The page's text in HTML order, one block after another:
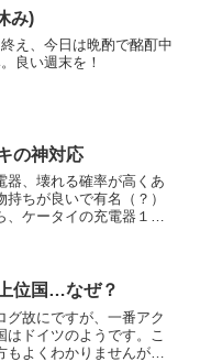
主になっ...
み)
え、今日は晩酌で酩酊中
良い週末を！
の神対応
器、壊れる確率が高くあ
持ちが良いで有名（？）
、ケータイの充電器１
正規品は一...
位国…なぜ？
グ故にですが、一番アク
はドイツのようです。こ
よくわかりませんが、